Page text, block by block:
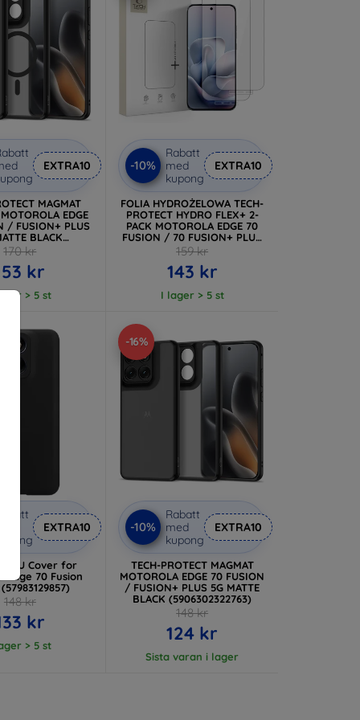
EXTRA10
MAGMAT
EDGE
/ FUSION+ PLUS
BLACK
170 kr
kr
> 5 st
-10%
Rabatt
med
kupong
EXTRA10
FOLIA HYDROŻELOWA TECH-
PROTECT HYDRO FLEX+ 2-
PACK MOTOROLA EDGE 70
FUSION / 70 FUSION+ PLUS
5G CLEAR (5906302340118)
159 kr
143 kr
I lager > 5 st
Rabatt
kupong
EXTRA10
TPU Cover for
Edge 70 Fusion
148 kr
kr
> 5 st
-16%
-10%
Rabatt
med
kupong
EXTRA10
TECH-PROTECT MAGMAT
MOTOROLA EDGE 70 FUSION
/ FUSION+ PLUS 5G MATTE
BLACK (5906302322763)
148 kr
124 kr
Sista varan i lager